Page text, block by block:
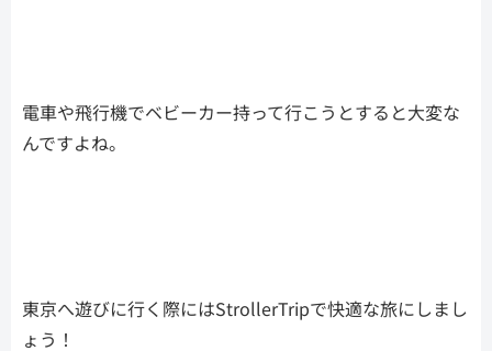
電車や飛行機でベビーカー持って行こうとすると大変な
んですよね。
東京へ遊びに行く際にはStrollerTripで快適な旅にしまし
ょう！